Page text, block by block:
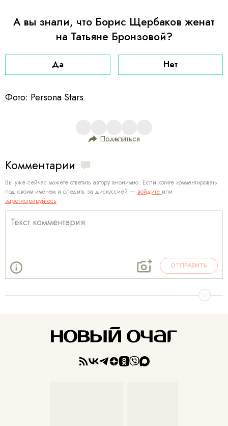
А вы знали, что Борис Щербаков женат
на Татьяне Бронзовой?
Да Нет
Фото: Persona Stars
Поделиться
Комментарии
Вы уже сейчас можете ответить автору анонимно. Если хотите комментировать
под своим именем и следить за дискуссией — войдите или
зарегистрируйтесь
ОТПРАВИТЬ